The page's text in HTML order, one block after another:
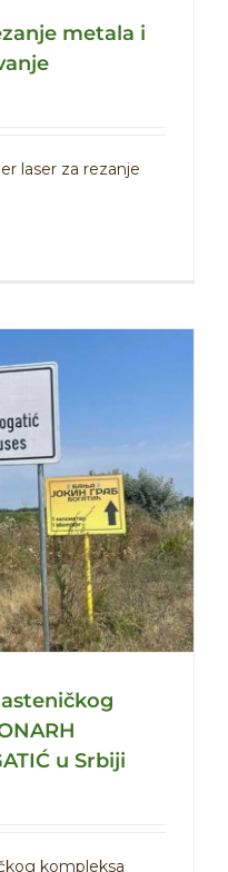
metala i
laser za rezanje
u Srbiji
kompleksa